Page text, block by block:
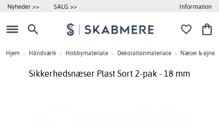
Nyheder >> SALG >> Information
Hjem > Håndværk > Hobbymateriale > Dekorationmateriale > Næser & øjne
Sikkerhedsnæser Plast Sort 2-pak - 18 mm